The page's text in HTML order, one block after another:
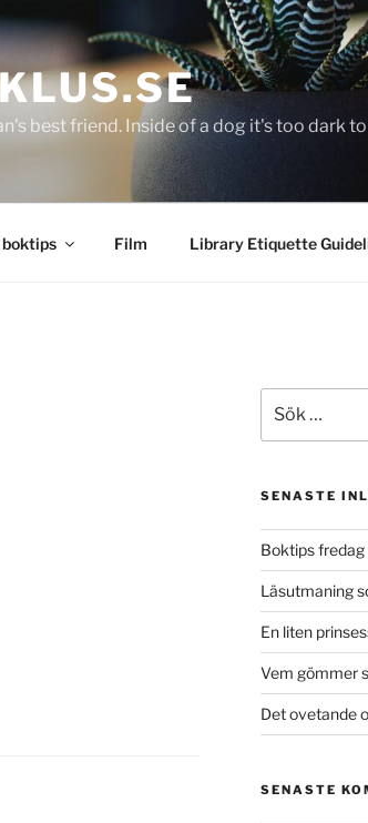
best friend. Inside of a dog it's too dark
Film Library Etiquette
efter:
SENASTE
Boktips fredag
Läsutmaning
En liten
Vem gömmer
Det ovetande
SENASTE